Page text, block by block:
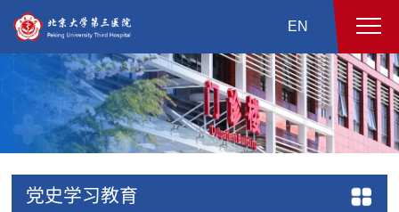
EN
党史学习教育